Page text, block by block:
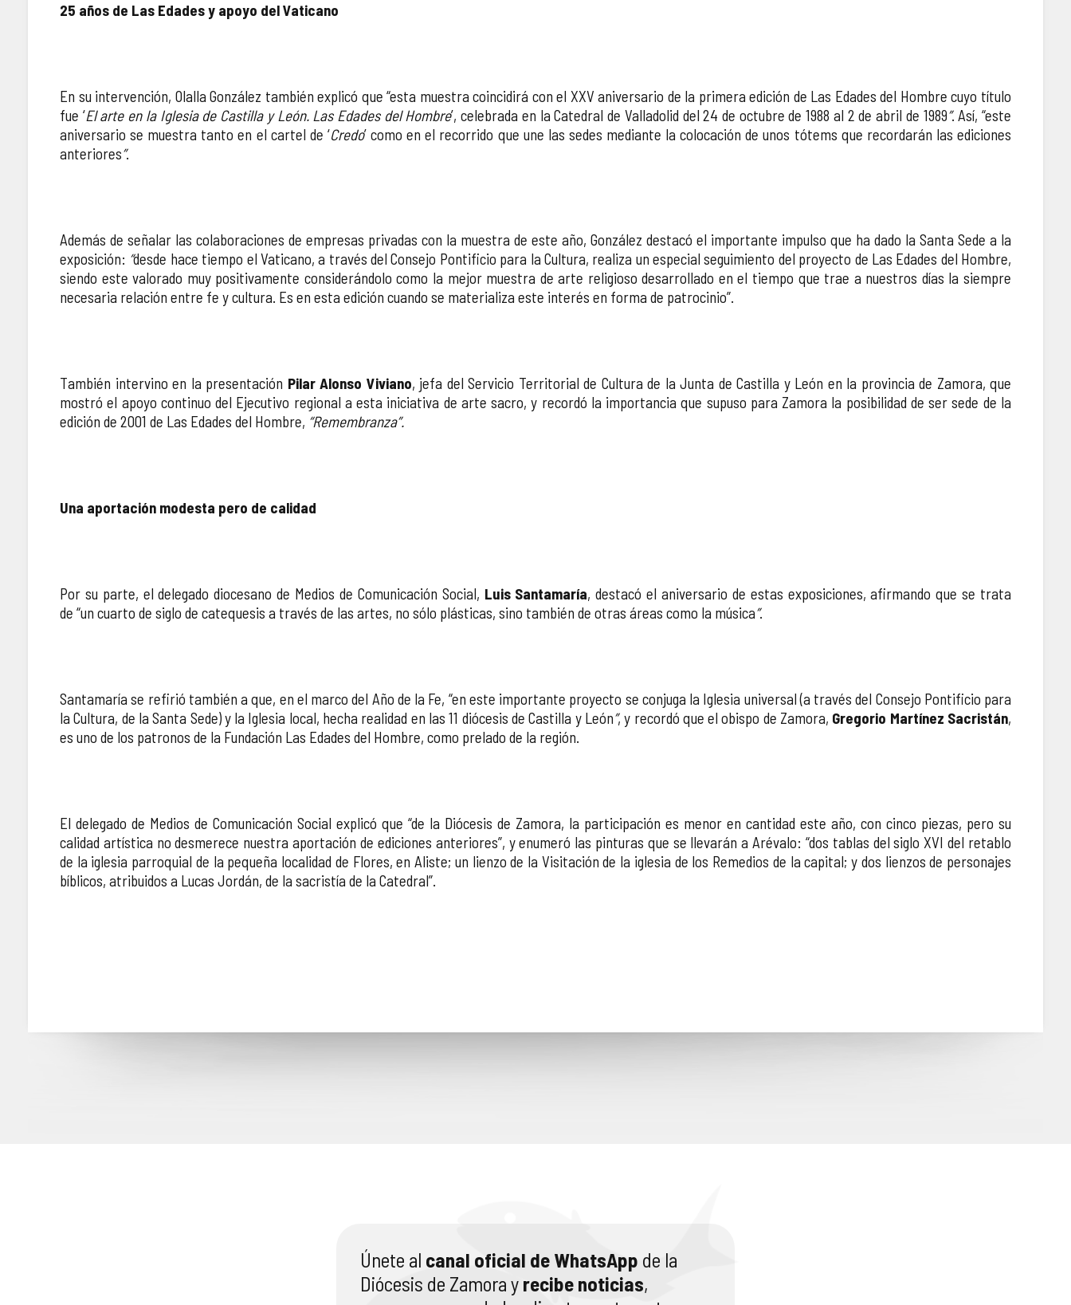
25 años de Las Edades y apoyo del Vaticano
En su intervención, Olalla González también explicó que “esta muestra coincidirá con el XXV aniversario de la primera edición de Las Edades del Hombre cuyo título
fue ‘El arte en la Iglesia de Castilla y León. Las Edades del Hombre’, celebrada en la Catedral de Valladolid del 24 de octubre de 1988 al 2 de abril de 1989”. Así, “este
aniversario se muestra tanto en el cartel de ‘Credo’ como en el recorrido que une las sedes mediante la colocación de unos tótems que recordarán las ediciones
anteriores”.
Además de señalar las colaboraciones de empresas privadas con la muestra de este año, González destacó el importante impulso que ha dado la Santa Sede a la
exposición: “desde hace tiempo el Vaticano, a través del Consejo Pontificio para la Cultura, realiza un especial seguimiento del proyecto de Las Edades del Hombre,
siendo este valorado muy positivamente considerándolo como la mejor muestra de arte religioso desarrollado en el tiempo que trae a nuestros días la siempre
necesaria relación entre fe y cultura. Es en esta edición cuando se materializa este interés en forma de patrocinio”.
También intervino en la presentación Pilar Alonso Viviano, jefa del Servicio Territorial de Cultura de la Junta de Castilla y León en la provincia de Zamora, que
mostró el apoyo continuo del Ejecutivo regional a esta iniciativa de arte sacro, y recordó la importancia que supuso para Zamora la posibilidad de ser sede de la
edición de 2001 de Las Edades del Hombre, “Remembranza”.
Una aportación modesta pero de calidad
Por su parte, el delegado diocesano de Medios de Comunicación Social, Luis Santamaría, destacó el aniversario de estas exposiciones, afirmando que se trata
de “un cuarto de siglo de catequesis a través de las artes, no sólo plásticas, sino también de otras áreas como la música”.
Santamaría se refirió también a que, en el marco del Año de la Fe, “en este importante proyecto se conjuga la Iglesia universal (a través del Consejo Pontificio para
la Cultura, de la Santa Sede) y la Iglesia local, hecha realidad en las 11 diócesis de Castilla y León”, y recordó que el obispo de Zamora, Gregorio Martínez Sacristán,
es uno de los patronos de la Fundación Las Edades del Hombre, como prelado de la región.
El delegado de Medios de Comunicación Social explicó que “de la Diócesis de Zamora, la participación es menor en cantidad este año, con cinco piezas, pero su
calidad artística no desmerece nuestra aportación de ediciones anteriores”, y enumeró las pinturas que se llevarán a Arévalo: “dos tablas del siglo XVI del retablo
de la iglesia parroquial de la pequeña localidad de Flores, en Aliste; un lienzo de la Visitación de la iglesia de los Remedios de la capital; y dos lienzos de personajes
bíblicos, atribuidos a Lucas Jordán, de la sacristía de la Catedral”.
Únete al canal oficial de WhatsApp de la
Diócesis de Zamora y recibe noticias,